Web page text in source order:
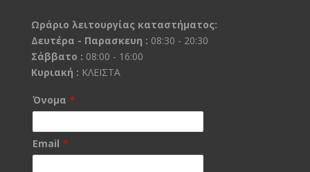
Ωράριο λειτουργίας καταστήματος:
Δευτέρα - Παρασκευη : 08:30 - 20:30
Σάββατο : 08:00 - 16:00
Κυριακή : ΚΛΕΙΣΤΑ
Όνομα *
Email *